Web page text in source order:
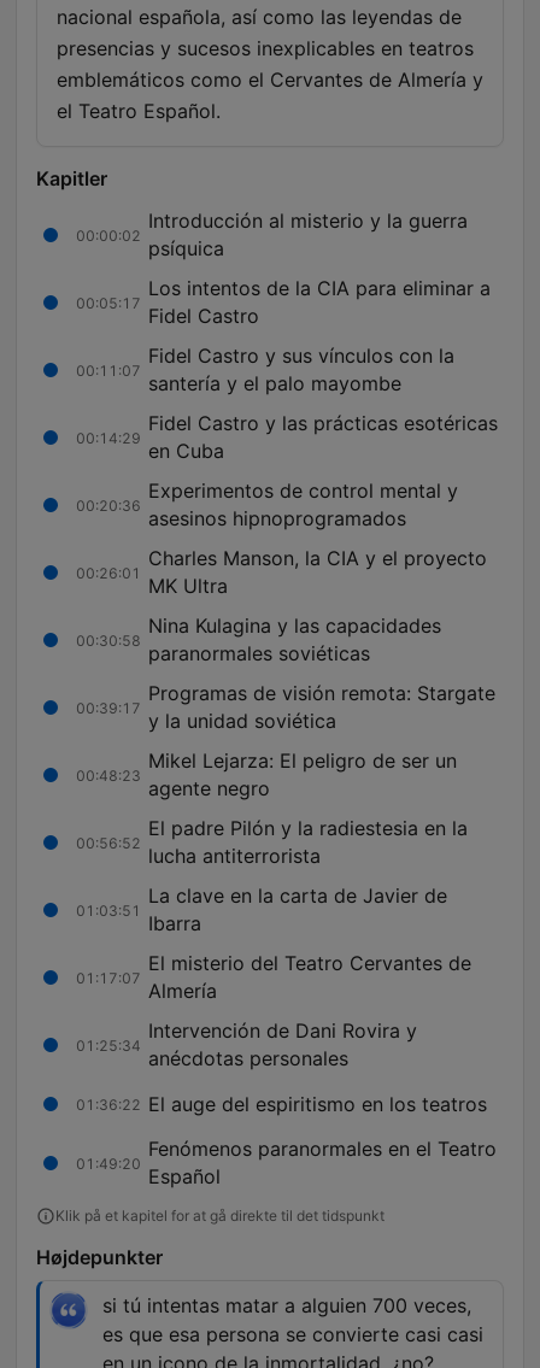
nacional española, así como las leyendas de
presencias y sucesos inexplicables en teatros
emblemáticos como el Cervantes de Almería y
el Teatro Español.
Kapitler
00:00:02
Introducción al misterio y la guerra
psíquica
00:05:17
Los intentos de la CIA para eliminar a
Fidel Castro
00:11:07
Fidel Castro y sus vínculos con la
santería y el palo mayombe
00:14:29
Fidel Castro y las prácticas esotéricas
en Cuba
00:20:36
Experimentos de control mental y
asesinos hipnoprogramados
00:26:01
Charles Manson, la CIA y el proyecto
MK Ultra
00:30:58
Nina Kulagina y las capacidades
paranormales soviéticas
00:39:17
Programas de visión remota: Stargate
y la unidad soviética
00:48:23
Mikel Lejarza: El peligro de ser un
agente negro
00:56:52
El padre Pilón y la radiestesia en la
lucha antiterrorista
01:03:51
La clave en la carta de Javier de
Ibarra
01:17:07
El misterio del Teatro Cervantes de
Almería
01:25:34
Intervención de Dani Rovira y
anécdotas personales
01:36:22 El auge del espiritismo en los teatros
01:49:20
Fenómenos paranormales en el Teatro
Español
Klik på et kapitel for at gå direkte til det tidspunkt
Højdepunkter
si tú intentas matar a alguien 700 veces,
es que esa persona se convierte casi casi